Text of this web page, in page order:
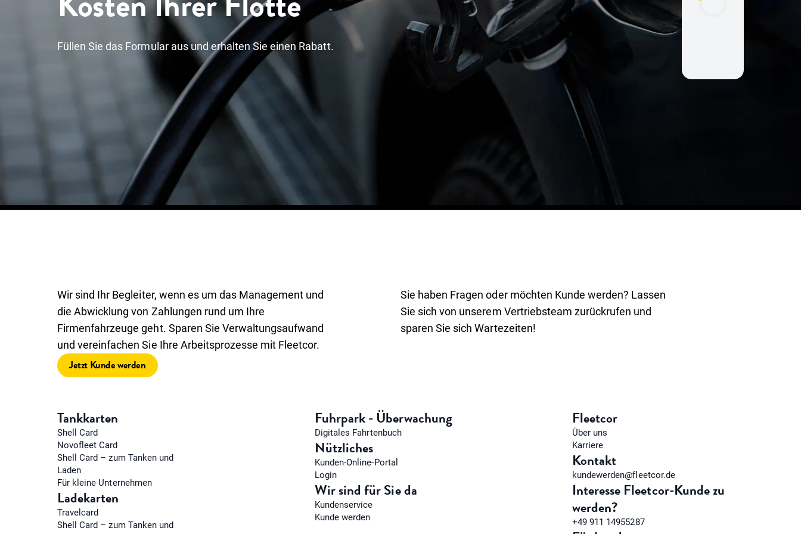
Füllen Sie das Formular aus und erhalten Sie einen Rabatt.
Wir sind Ihr Begleiter, wenn es um das Management und
die Abwicklung von Zahlungen rund um Ihre
Firmenfahrzeuge geht. Sparen Sie Verwaltungsaufwand
und vereinfachen Sie Ihre Arbeitsprozesse mit Fleetcor.
Jetzt Kunde werden
Sie haben Fragen oder möchten Kunde werden? Lassen
Sie sich von unserem Vertriebsteam zurückrufen und
sparen Sie sich Wartezeiten!
Tankkarten
Shell Card
Novofleet Card
Shell Card – zum Tanken und
Laden
Für kleine Unternehmen
Ladekarten
Travelcard
Shell Card – zum Tanken und
Fuhrpark - Überwachung
Digitales Fahrtenbuch
Nützliches
Kunden-Online-Portal
Login
Wir sind für Sie da
Kundenservice
Kunde werden
Fleetcor
Über uns
Karriere
Kontakt
kundewerden@fleetcor.de
Interesse Fleetcor-Kunde zu
werden?
+49 911 14955287